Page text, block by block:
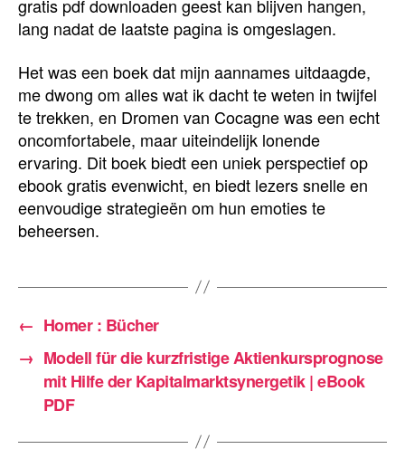
gratis pdf downloaden geest kan blijven hangen,
lang nadat de laatste pagina is omgeslagen.
Het was een boek dat mijn aannames uitdaagde,
me dwong om alles wat ik dacht te weten in twijfel
te trekken, en Dromen van Cocagne was een echt
oncomfortabele, maar uiteindelijk lonende
ervaring. Dit boek biedt een uniek perspectief op
ebook gratis evenwicht, en biedt lezers snelle en
eenvoudige strategieën om hun emoties te
beheersen.
← Homer : Bücher
→ Modell für die kurzfristige Aktienkursprognose
mit Hilfe der Kapitalmarktsynergetik | eBook
PDF